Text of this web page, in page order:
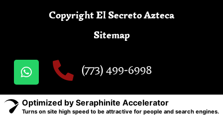
Copyright El Secreto Azteca
Sitemap
(773) 499-6998
Optimized by Seraphinite Accelerator
Turns on site high speed to be attractive for people and search engines.